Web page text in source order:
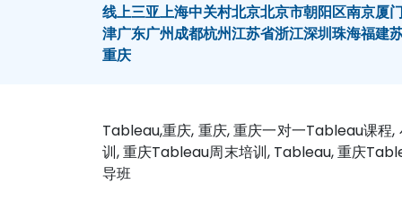
线上三亚上海中关村北京北京市朝阳区南京厦
津广东广州成都杭州江苏省浙江深圳珠海福建
重庆
Tableau,重庆, 重庆, 重庆一对一Tableau课
训, 重庆Tableau周末培训, Tableau, 重庆
导班